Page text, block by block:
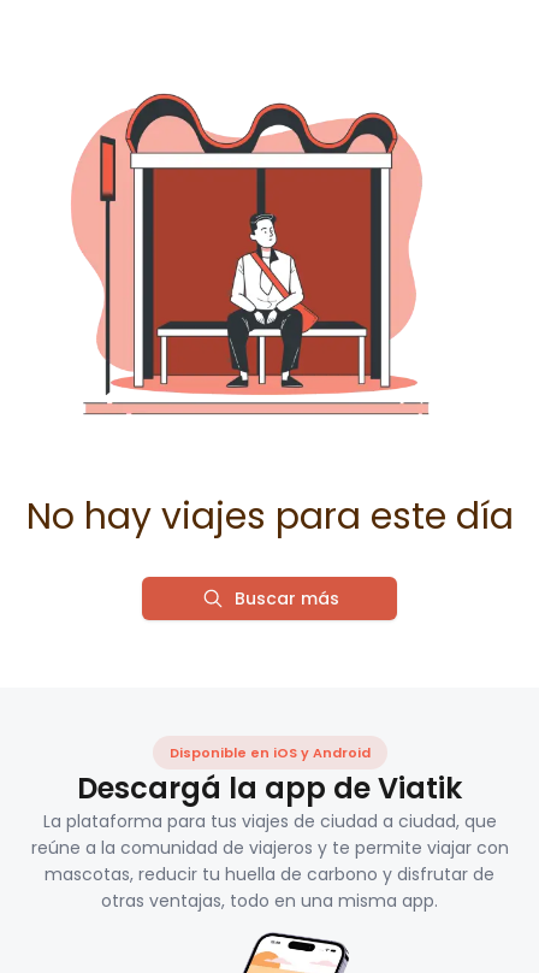
No hay viajes para este día
Buscar más
Disponible en iOS y Android
Descargá la app de Viatik
La plataforma para tus viajes de ciudad a ciudad, que
reúne a la comunidad de viajeros y te permite viajar con
mascotas, reducir tu huella de carbono y disfrutar de
otras ventajas, todo en una misma app.